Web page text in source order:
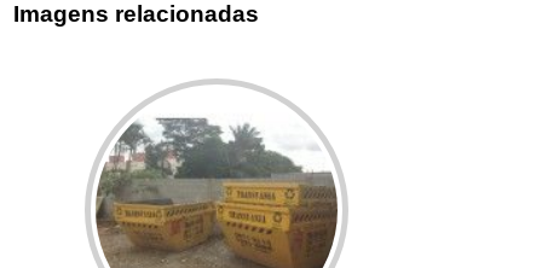
Imagens relacionadas